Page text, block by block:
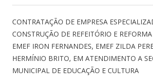
CONTRATAÇÃO DE EMPRESA
CONSTRUÇÃO DE REFEITÓRIO E
EMEF IRON FERNANDES, EMEF ZILDA
HERMÍNIO BRITO, EM ATENDIMENTO A
MUNICIPAL DE EDUCAÇÃO E CULTURA